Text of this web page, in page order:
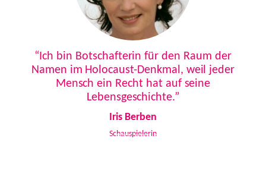
“Ich bin Botschafterin für den Raum der
Namen im Holocaust-Denkmal, weil jeder
Mensch ein Recht hat auf seine
Lebensgeschichte.”
Iris Berben
Schauspielerin